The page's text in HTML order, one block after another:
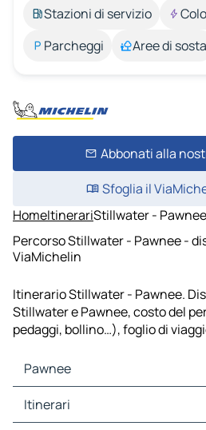
Stazioni di servizio
Parcheggi
Aree di sosta
Abbonati alla
Sfoglia il
HomeItinerariStillwater - Pawnee
Percorso Stillwater - Pawnee -
ViaMichelin
Itinerario Stillwater - Pawnee.
Stillwater e Pawnee, costo del
pedaggi, bollino…), foglio di
Pawnee
Pawnee Mappe Piantine
Pawnee Traffico
Itinerari